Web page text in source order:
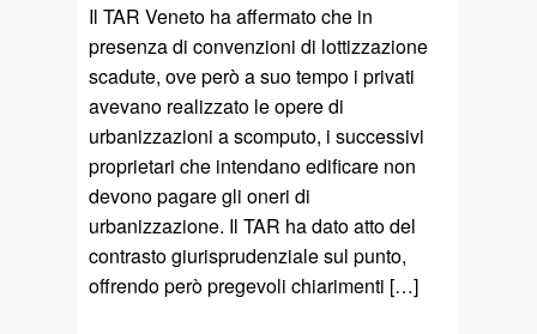
Il TAR Veneto ha affermato che in
presenza di convenzioni di lottizzazione
scadute, ove però a suo tempo i privati
avevano realizzato le opere di
urbanizzazioni a scomputo, i successivi
proprietari che intendano edificare non
devono pagare gli oneri di
urbanizzazione. Il TAR ha dato atto del
contrasto giurisprudenziale sul punto,
offrendo però pregevoli chiarimenti […]